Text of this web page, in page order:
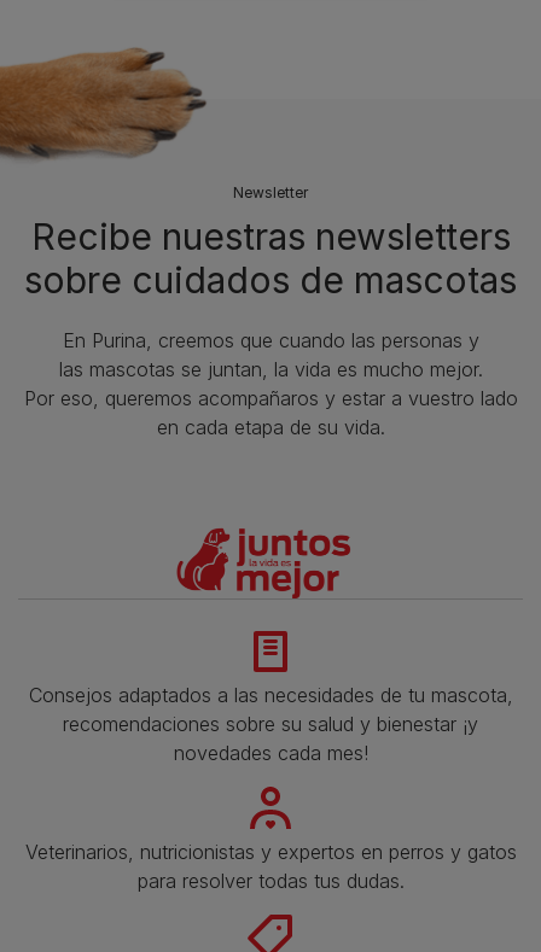
Newsletter
Recibe nuestras newsletters
sobre cuidados de mascotas​
En Purina, creemos que cuando las personas y
las mascotas se juntan, la vida es mucho mejor.
Por eso, queremos acompañaros y estar a vuestro lado
en cada etapa de su vida.​
Consejos adaptados a las necesidades de tu mascota,
recomendaciones sobre su salud y bienestar ¡y
novedades cada mes!
Veterinarios, nutricionistas y expertos en perros y gatos
para resolver todas tus dudas.​